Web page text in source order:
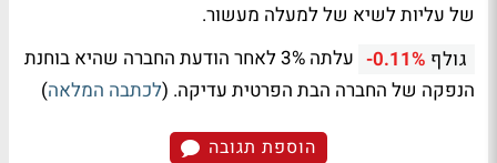
של עליות לשיא של למעלה מעשור.
גולף -0.11%
עלתה 3% לאחר הודעת החברה שהיא בוחנת
הנפקה של החברה הבת הפרטית עדיקה. (לכתבה המלאה)
הוספת תגובה